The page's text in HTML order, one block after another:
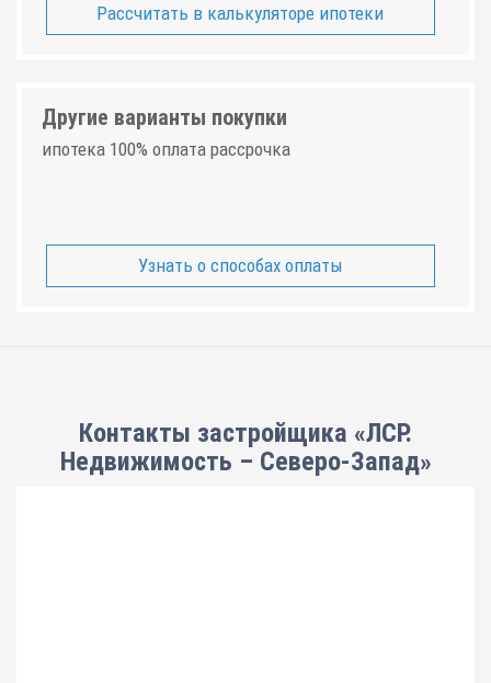
Рассчитать в калькуляторе ипотеки
Другие варианты покупки
ипотека 100% оплата рассрочка
Узнать о способах оплаты
Контакты застройщика «ЛСР.
Недвижимость – Северо-Запад»